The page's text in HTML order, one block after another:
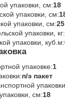
упаковки, см:18
упаковки, см:
упаковки, см:25
упаковки, кг:
упаковки, куб.м:
упаковке:1
п/э пакет
см:18